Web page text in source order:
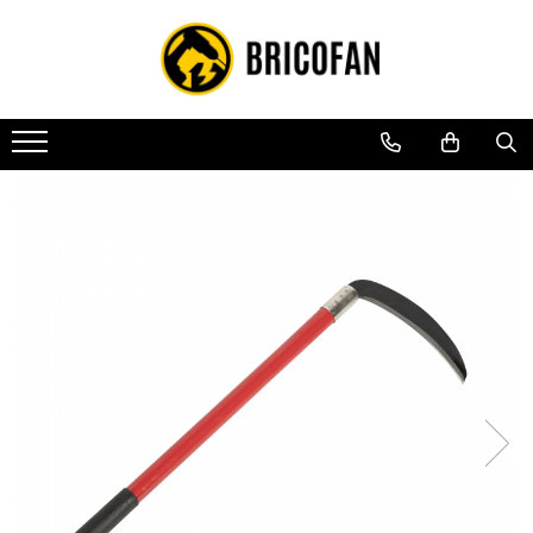
Toate Produsele
Vehicule electrice
Atv
Piese de schimb vehicule electrice
Tricicluri cargo fara permis
Tricicluri persoane
Trotinete electrice